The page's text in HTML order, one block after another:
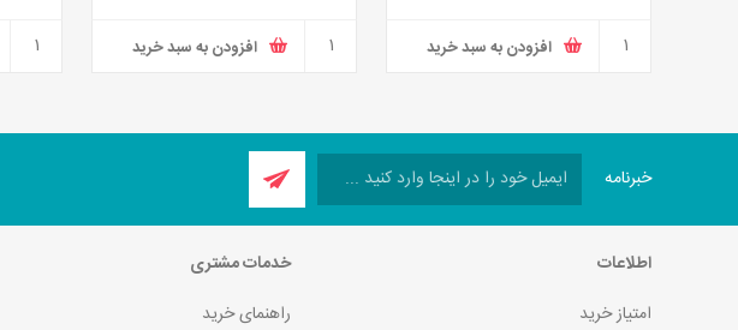
افزودن به سبد خرید افزودن به سبد خرید
خبرنامه
اطلاعات
امتیاز خرید
خدمات مشتری
راهنمای خرید